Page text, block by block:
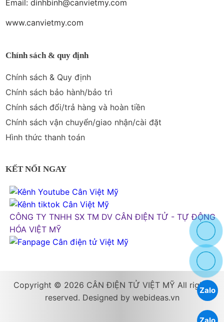
Email: dinhbinh@canvietmy.com
www.canvietmy.com
Chính sách & quy định
Chính sách & Quy định
Chính sách bảo hành/bảo trì
Chính sách đổi/trả hàng và hoàn tiền
Chính sách vận chuyển/giao nhận/cài đặt
Hình thức thanh toán
KẾT NỐI NGAY
Copyright © 2026 CÂN ĐIỆN TỬ VIỆT MỸ All rights
reserved. Designed by webideas.vn
Zalo